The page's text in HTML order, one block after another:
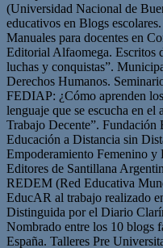
(Universidad Nacional de
educativos en Blogs
Manuales para docentes en
Editorial Alfaomega. Escritos
luchas y conquistas”.
Derechos Humanos.
FEDIAP: ¿Cómo aprenden
lenguaje que se escucha en
Trabajo Decente”.
Educación a Distancia sin
Empoderamiento Femenino y
Editores de Santillana
REDEM (Red Educativa
EducAR al trabajo realizado
Distinguida por el Diario
Nombrado entre los 10 blogs
España. Talleres Pre